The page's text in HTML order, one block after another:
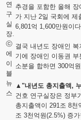
연
구
실
장.
ⓒ
에
이
블
뉴
스
추경을 포함한 올해
가 지난 2일 국회에 제
6,801억 1,600만원이
결국 내년도 장애인
기에 장애인 이동권
소분을 합하면 300억
▲"내년도 총지출액,
건호 연구실장은 정부
총지출액이 291조 8
조 3천억원(2.5%) 증